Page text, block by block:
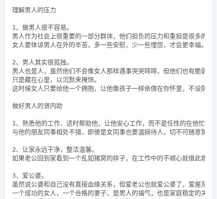
理解男人的压力
1、做男人很不容易。
男人作为社会上很重要的一部分群体，他们担负的压力和重担是很多的。
女人要体谅男人在外的辛苦，多一些安慰，少一些埋怨，才会更幸福。
2、男人其实很孤独。
男人也是人，虽然他们不会像女人那样遇事哭哭啼啼，但他们也有脆弱的
只是藏在心里，以沉默来掩饰。
这时候女人只要给他一个拥抱，让他像孩子一样依偎在你怀里，不设防，
做好男人的贤内助
1、熟悉他的工作，适时帮助他，让他安心工作，而不是任性的在他忙时
与他的朋友同事相处不错，即使是女同事也要温婉待人，切不可随意猜测
2、让家永远干净，整洁温馨。
如果老公回到家看到一个乱如猪窝的样子，在工作中的不顺心就借此爆发
3、爱公婆。
虽然说公婆和自己没有直接血缘关系，但爱老公也就爱公婆了，爱屋及乌
一个成功的女人，一个合格的妻子，是男人的福气，也是家庭稳定的关键